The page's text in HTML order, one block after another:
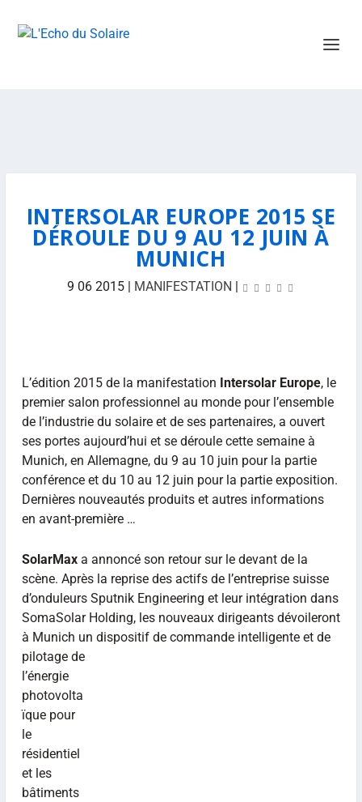
INTERSOLAR EUROPE 2015 SE
DÉROULE DU 9 AU 12 JUIN À
MUNICH
9 06 2015| MANIFESTATION |
L’édition 2015 de la manifestation Intersolar Europe, le
premier salon professionnel au monde pour l’ensemble
de l’industrie du solaire et de ses partenaires, a ouvert
ses portes aujourd’hui et se déroule cette semaine à
Munich, en Allemagne, du 9 au 10 juin pour la partie
conférence et du 10 au 12 juin pour la partie exposition.
Dernières nouveautés produits et autres informations
en avant-première …
SolarMaxa annoncé son retour sur le devant de la
scène. Après la reprise des actifs de l’entreprise suisse
d’onduleurs Sputnik Engineering et leur intégration dans
SomaSolar Holding, les nouveaux dirigeants dévoileront
à Munich un dispositif de commande intelligente et de
pilotage de
l’énergie
photovolta
ïque pour
le
résidentiel
et les
bâtiments